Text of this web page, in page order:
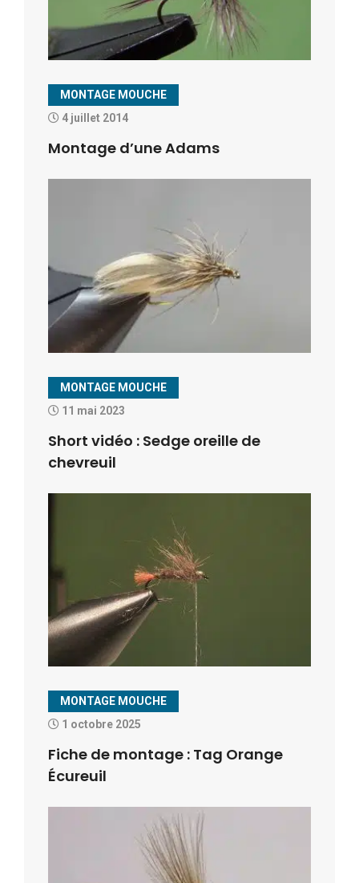
MONTAGE MOUCHE
4 juillet 2014
Montage d’une Adams
MONTAGE MOUCHE
11 mai 2023
Short vidéo : Sedge oreille de
chevreuil
MONTAGE MOUCHE
1 octobre 2025
Fiche de montage : Tag Orange
Écureuil